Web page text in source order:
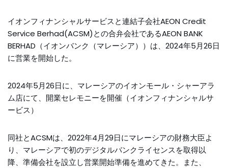
イオンフィナンシャルサービスと連結子会社AEON Credit
Service Berhad(ACSM)との合弁会社であるAEON BANK
BERHAD（イオンバンク（マレーシア））は、2024年5月26日
に営業を開始した。
2024年5月26日に、マレーシアのイオンモール・シャーアラ
ム店にて、開業セレモニーを開催（イオンフィナンシャルサ
ービス）
同社とACSMは、2022年4月29日にマレーシアの財務大臣よ
り、マレーシアで初のデジタルバンクライセンスを取得以
降、準備会社を設立し営業開始準備を進めてきた。また、